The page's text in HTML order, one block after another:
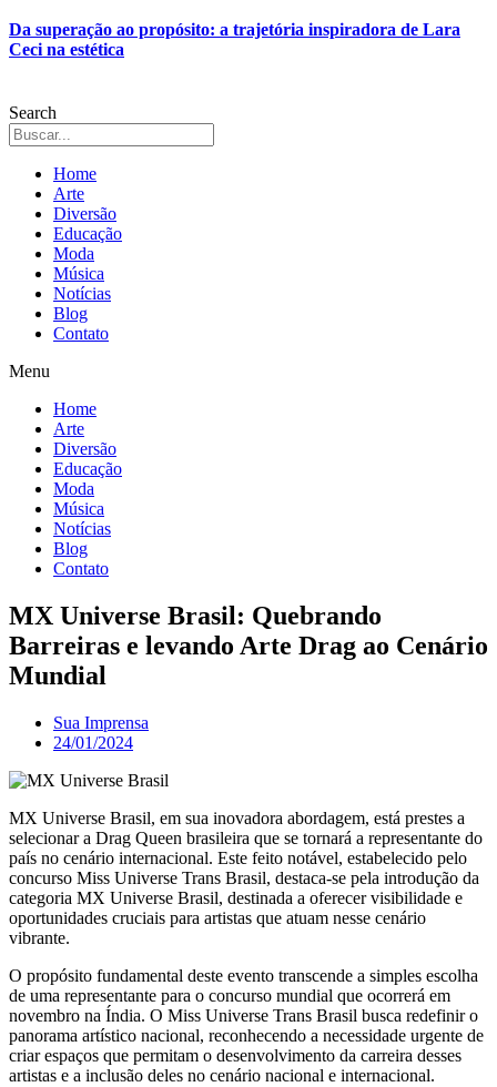
Da superação ao propósito: a trajetória inspiradora de Lara
Ceci na estética
Search
Home
Arte
Diversão
Educação
Moda
Música
Notícias
Blog
Contato
Menu
Home
Arte
Diversão
Educação
Moda
Música
Notícias
Blog
Contato
MX Universe Brasil: Quebrando
Barreiras e levando Arte Drag ao Cenário
Mundial
Sua Imprensa
24/01/2024
MX Universe Brasil, em sua inovadora abordagem, está prestes a
selecionar a Drag Queen brasileira que se tornará a representante do
país no cenário internacional. Este feito notável, estabelecido pelo
concurso Miss Universe Trans Brasil, destaca-se pela introdução da
categoria MX Universe Brasil, destinada a oferecer visibilidade e
oportunidades cruciais para artistas que atuam nesse cenário
vibrante.
O propósito fundamental deste evento transcende a simples escolha
de uma representante para o concurso mundial que ocorrerá em
novembro na Índia. O Miss Universe Trans Brasil busca redefinir o
panorama artístico nacional, reconhecendo a necessidade urgente de
criar espaços que permitam o desenvolvimento da carreira desses
artistas e a inclusão deles no cenário nacional e internacional.